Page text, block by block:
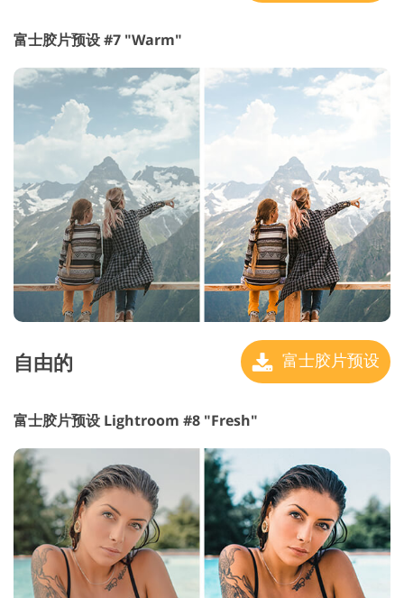
富士胶片预设 #7 "Warm"
自由的 富士胶片预设
富士胶片预设 Lightroom #8 "Fresh"